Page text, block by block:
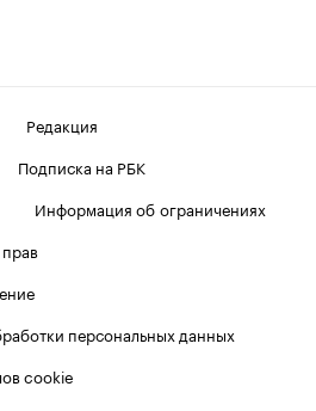
Редакция
Подписка на РБК
Информация об ограничениях
персональных данных
cookie